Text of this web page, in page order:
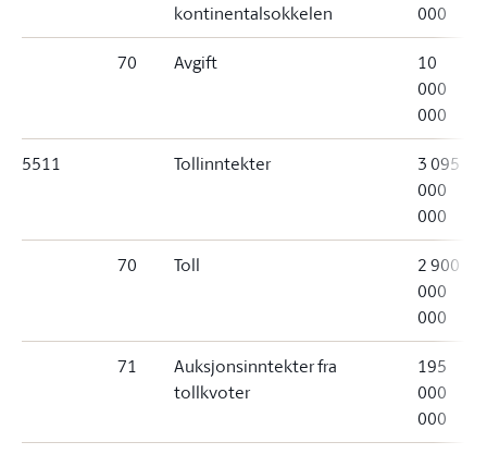
kontinentalsokkelen
000
70 Avgift
10
000
000
5511 Tollinntekter
3 095
000
000
70 Toll
2 900
000
000
71
Auksjonsinntekter fra
tollkvoter
195
000
000